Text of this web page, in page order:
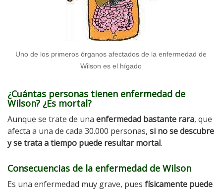
Uno de los primeros órganos afectados de la enfermedad de
Wilson es el hígado
¿Cuántas personas tienen enfermedad de
Wilson? ¿Es mortal?
Aunque se trate de una enfermedad bastante rara, que
afecta a una de cada 30.000 personas, si no se descubre
y se trata a tiempo puede resultar mortal.
Consecuencias de la enfermedad de Wilson
Es una enfermedad muy grave, pues físicamente puede